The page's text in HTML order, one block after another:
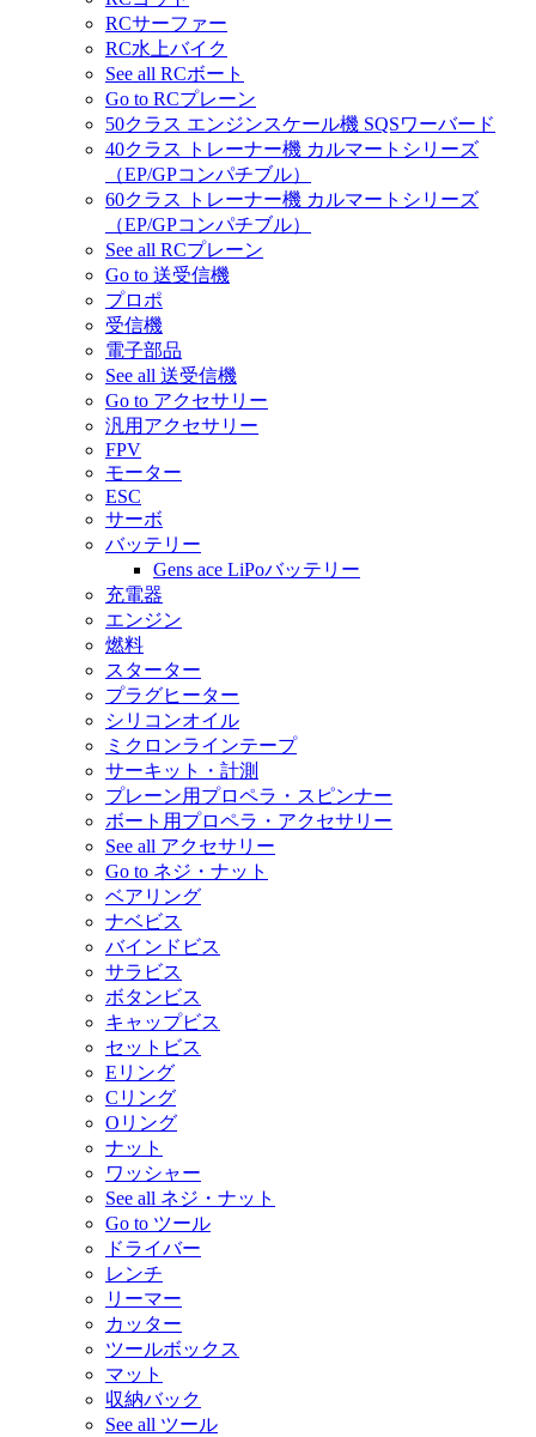
RCサーファー
RC水上バイク
See all RCボート
Go to RCプレーン
50クラス エンジンスケール機 SQSワーバード
40クラス トレーナー機 カルマートシリーズ
（EP/GPコンパチブル）
60クラス トレーナー機 カルマートシリーズ
（EP/GPコンパチブル）
See all RCプレーン
Go to 送受信機
プロポ
受信機
電子部品
See all 送受信機
Go to アクセサリー
汎用アクセサリー
FPV
モーター
ESC
サーボ
バッテリー
Gens ace LiPoバッテリー
充電器
エンジン
燃料
スターター
プラグヒーター
シリコンオイル
ミクロンラインテープ
サーキット・計測
プレーン用プロペラ・スピンナー
ボート用プロペラ・アクセサリー
See all アクセサリー
Go to ネジ・ナット
ベアリング
ナベビス
バインドビス
サラビス
ボタンビス
キャップビス
セットビス
Eリング
Cリング
Oリング
ナット
ワッシャー
See all ネジ・ナット
Go to ツール
ドライバー
レンチ
リーマー
カッター
ツールボックス
マット
収納バック
See all ツール